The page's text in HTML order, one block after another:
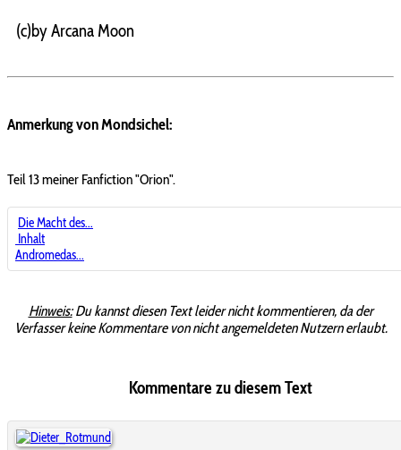
(c)by Arcana Moon
Anmerkung von Mondsichel:
Teil 13 meiner Fanfiction "Orion".
Die Macht des...
Inhalt
Andromedas...
Hinweis:Du kannst diesen Text leider nicht kommentieren, da der
Verfasser keine Kommentare von nicht angemeldeten Nutzern erlaubt.
Kommentare zu diesem Text